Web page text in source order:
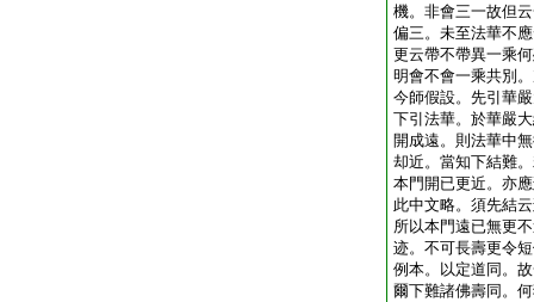
機。非會三一故但
偏三。未至法華不
更云帶不帶異一乘
明會不會一乘共別
今師假設。先引華
下引法華。於華嚴
開成遠。則法華中
却近。當知下結難
本門開已更近。亦
此中文略。須先結
所以本門遠已無更
迹。不可長壽更令
例本。以定道同。
爾下難諸佛壽同。